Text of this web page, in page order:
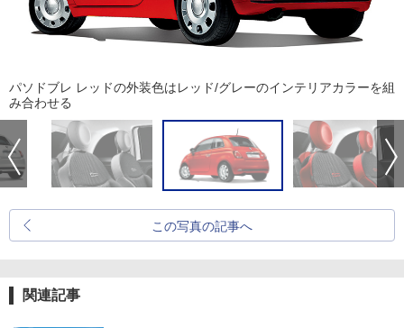
パソドブレ レッドの外装色はレッド/グレーのインテリアカラーを組
み合わせる
この写真の記事へ
関連記事